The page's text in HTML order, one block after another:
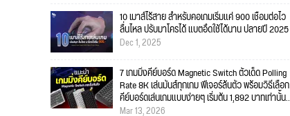
10 เมาส์ไร้สาย สำหรับคอเกมเริ่มแค่ 900 เชื่อมต่อไว
ลื่นไหล ปรับมาโครได้ แบตอึดใช้ได้นาน ปลายปี 2025
Dec 1, 2025
7 เกมมิ่งคีย์บอร์ด Magnetic Switch ตัวเด็ด Polling
Rate 8K เล่นมันส์ทุกเกม ฟีเจอร์ล้นตัว พร้อมวิธีเลือก
คีย์บอร์ดเล่นเกมแบบง่ายๆ เริ่มต้น 1,892 บาทเท่านั้น
อัพเดตต้นปี 2026
Mar 13, 2026